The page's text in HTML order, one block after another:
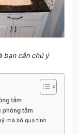
bạn cần chú ý
tắm
phòng tắm
mà bỏ qua tính